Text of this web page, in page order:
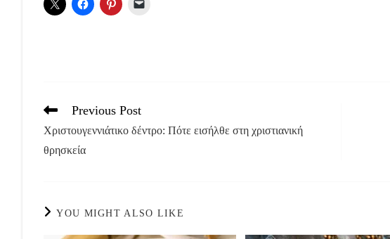
Read
articles
Previous Post
Χριστουγεννιάτικο δέντρο: Πότε εισήλθε στη χριστιανική
θρησκεία
YOU MIGHT ALSO LIKE